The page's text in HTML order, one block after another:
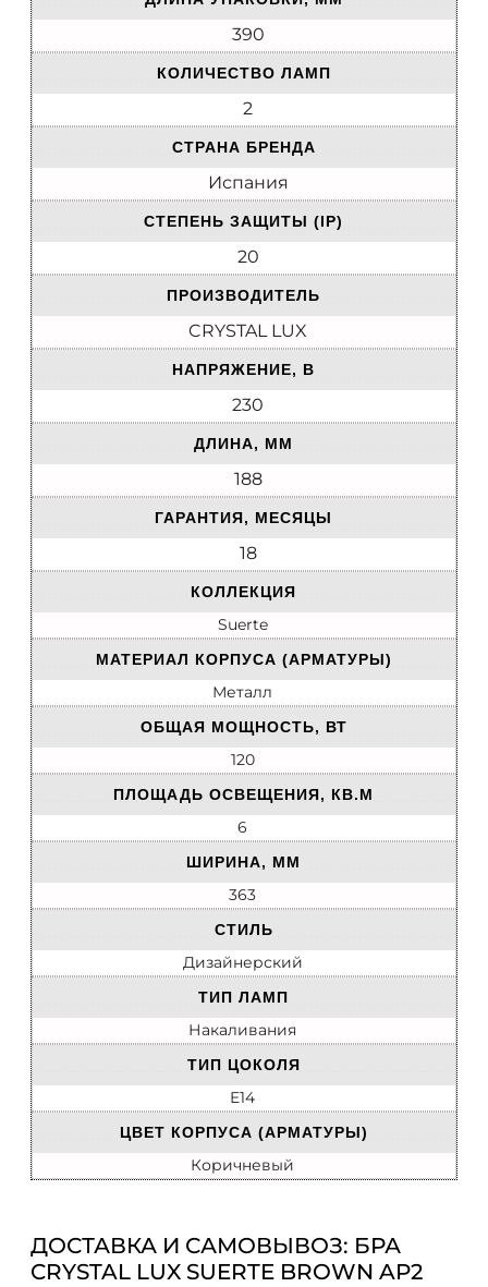
390
КОЛИЧЕСТВО ЛАМП
2
СТРАНА БРЕНДА
Испания
СТЕПЕНЬ ЗАЩИТЫ (IP)
20
ПРОИЗВОДИТЕЛЬ
CRYSTAL LUX
НАПРЯЖЕНИЕ, В
230
ДЛИНА, ММ
188
ГАРАНТИЯ, МЕСЯЦЫ
18
КОЛЛЕКЦИЯ
Suerte
МАТЕРИАЛ КОРПУСА (АРМАТУРЫ)
Металл
ОБЩАЯ МОЩНОСТЬ, ВТ
120
ПЛОЩАДЬ ОСВЕЩЕНИЯ, КВ.М
6
ШИРИНА, ММ
363
СТИЛЬ
Дизайнерский
ТИП ЛАМП
Накаливания
ТИП ЦОКОЛЯ
E14
ЦВЕТ КОРПУСА (АРМАТУРЫ)
Коричневый
ДОСТАВКА И САМОВЫВОЗ: БРА
CRYSTAL LUX SUERTE BROWN AP2